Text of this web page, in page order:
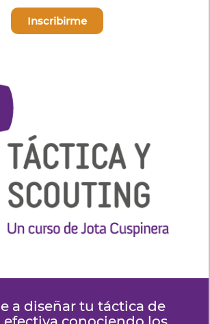
Inscribirme
a diseñar tu táctica de